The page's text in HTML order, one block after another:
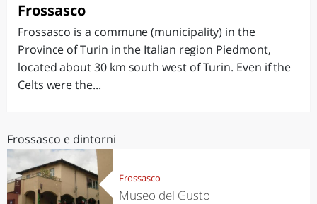
Frossasco
Frossasco is a commune (municipality) in the
Province of Turin in the Italian region Piedmont,
located about 30 km south west of Turin. Even if the
Celts were the...
Frossasco e dintorni
Frossasco
Museo del Gusto